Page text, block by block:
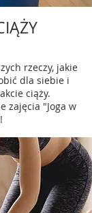
rzeczy, jakie
dla siebie i
ciąży.
zajęcia "Joga w